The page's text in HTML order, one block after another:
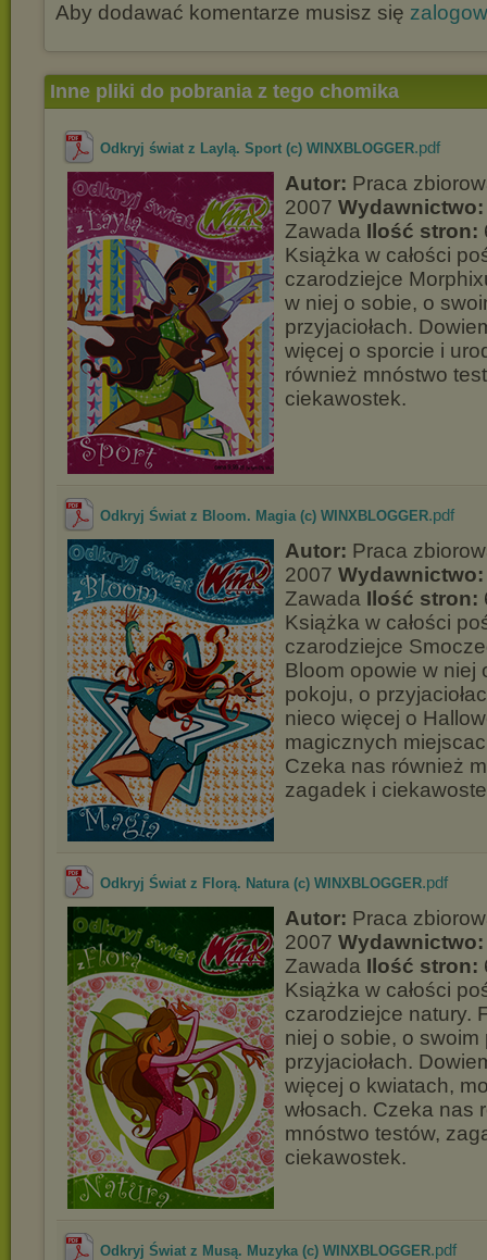
Aby dodawać komentarze musisz się
Inne pliki do pobrania z tego chomika
Odkryj świat z Laylą. Sport (c) WINXBLOGGER.pdf
Autor: Praca
2007 Wydawnictwo:
Zawada Ilość stron:
Książka w całości
czarodziejce
w niej o sobie, o
przyjaciołach.
więcej o sporcie i
również mnóstwo
ciekawostek.
Odkryj Świat z Bloom. Magia (c) WINXBLOGGER.pdf
Autor: Praca
2007 Wydawnictwo:
Zawada Ilość stron:
Książka w całości
czarodziejce
Bloom opowie w niej
pokoju, o
nieco więcej o
magicznych
Czeka nas również
zagadek i
Odkryj Świat z Florą. Natura (c) WINXBLOGGER.pdf
Autor: Praca
2007 Wydawnictwo:
Zawada Ilość stron:
Książka w całości
czarodziejce natury.
niej o sobie, o swoim
przyjaciołach.
więcej o kwiatach,
włosach. Czeka nas
mnóstwo testów,
ciekawostek.
Odkryj Świat z Musą. Muzyka (c) WINXBLOGGER.pdf